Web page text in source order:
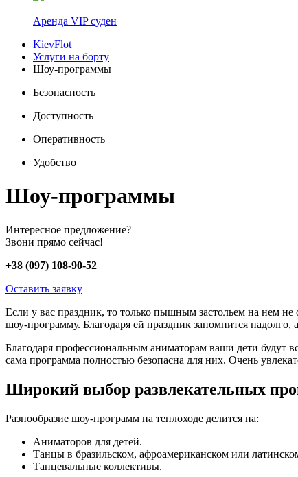
Аренда VIP суден
KievFlot
Услуги на борту
Шоу-программы
Безопасность
Доступность
Оперативность
Удобство
Шоу-программы
Интересное предложение?
Звони прямо сейчас!
+38 (097) 108-90-52
Оставить заявку
Если у вас праздник, то только пышным застольем на нем
шоу-программу. Благодаря ей праздник запомнится надолго,
Благодаря профессиональным аниматорам ваши дети будут
сама программа полностью безопасна для них. Очень
Широкий выбор развлекательных
Разнообразие шоу-программ на теплоходе делится на:
Аниматоров для детей.
Танцы в бразильском, афроамериканском или
Танцевальные коллективы.